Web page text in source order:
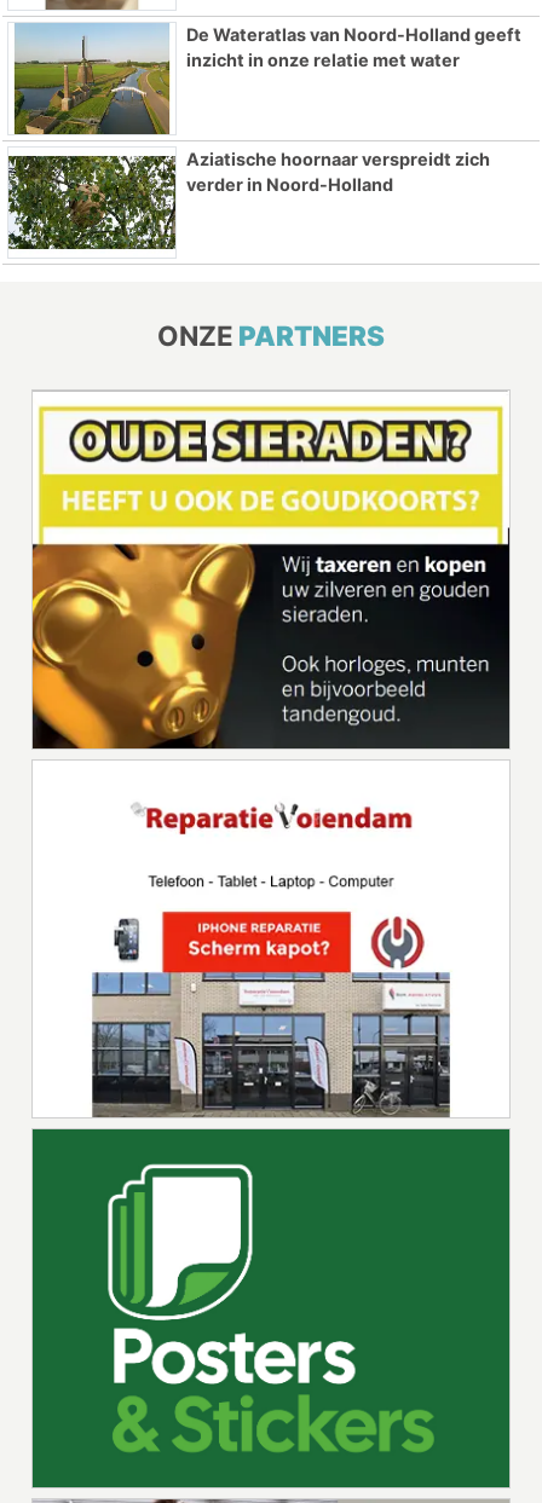
De Wateratlas van Noord-Holland geeft
inzicht in onze relatie met water
Aziatische hoornaar verspreidt zich
verder in Noord-Holland
ONZE PARTNERS